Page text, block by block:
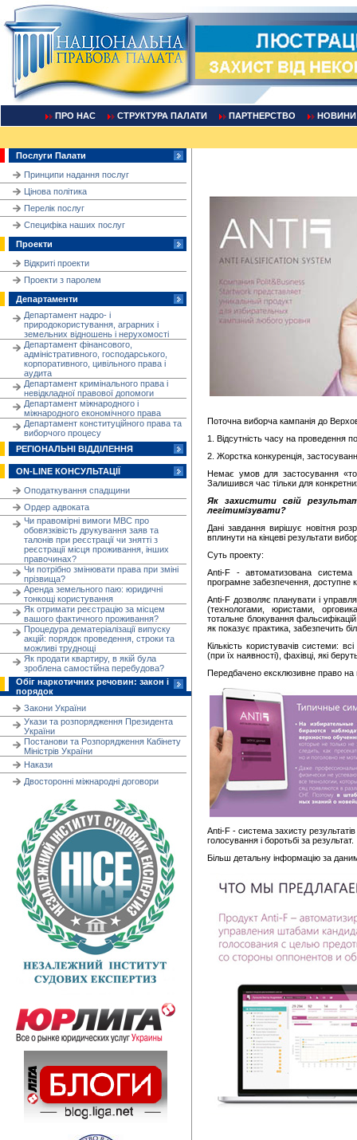
ПРО НАС СТРУКТУРА ПАЛАТИ ПАРТНЕРСТВО НОВИНИ
Послуги Палати
Принципи надання послуг
Цінова політика
Перелік послуг
Cпецифіка наших послуг
Проекти
Відкриті проекти
Проекти з паролем
Департаменти
Департамент надро- і
природокористування, аграрних і
земельних відношень і нерухомості
Департамент фінансового,
адміністративного, господарського,
корпоративного, цивільного права і
аудита
Департамент кримінального права і
невідкладної правової допомоги
Департамент міжнародного і
міжнародного економічного права
Департамент конституційного права та
виборчого процесу
РЕГІОНАЛЬНІ ВІДДІЛЕННЯ
ON-LINE КОНСУЛЬТАЦІЇ
Оподаткування спадщини
Ордер адвоката
Чи правомірні вимоги МВС про
обовязківість друкування заяв та
талонів при реєстрації чи знятті з
реєстрації місця проживання, інших
правочинах?
Чи потрібно змінювати права при зміні
прізвища?
Аренда земельного паю: юридичні
тонкощі користування
Як отримати реєстрацію за місцем
вашого фактичного проживання?
Процедура дематеріалізації випуску
акцій: порядок проведення, строки та
можливі труднощі
Як продати квартиру, в якій була
зроблена самостійна перебудова?
Обіг наркотичних речовин: закон і
порядок
Закони України
Укази та розпорядження Президента
України
Постанови та Розпорядження Кабінету
Міністрів України
Накази
Двосторонні міжнародні договори
Поточна виборча кампанія до
1. Відсутність часу на проведення
2. Жорстка конкуренція,
Немає умов для застосування
Залишився час тільки для
Як захистити свій
легітимізувати?
Дані завдання вирішує новітня
вплинути на кінцеві результати
Суть проекту:
Anti-F - автоматизована система
програмне забезпечення, доступне
Anti-F дозволяє планувати і
(технологами, юристами,
тотальне блокування фальсифікацій
як показує практика, забезпечить
Кількість користувачів системи:
(при їх наявності), фахівці, які
Передбачено ексклюзивне право на
Anti-F - система захисту
голосування і боротьбі за результат.
Більш детальну інформацію за